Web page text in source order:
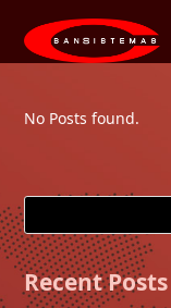
No Posts found.
Recent Posts